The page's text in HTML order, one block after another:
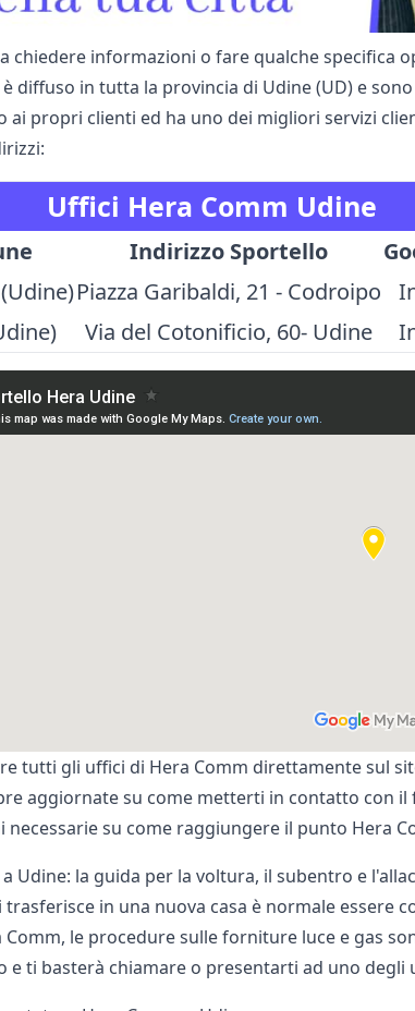
chiedere informazioni o fare qualche specifica
diffuso in tutta la provincia di Udine (UD) e
ai propri clienti ed ha uno dei migliori servizi
Uffici Hera Comm Udine
Indirizzo Sportello
Piazza Garibaldi, 21 - Codroipo
Via del Cotonificio, 60- Udine
tutti gli uffici di Hera Comm direttamente sul
aggiornate su come metterti in contatto con
su come raggiungere il punto Hera
Udine: la guida per la voltura, il subentro e
trasferisce in una nuova casa è normale essere
Comm, le procedure sulle forniture luce e gas
e ti basterà chiamare o presentarti ad uno degli